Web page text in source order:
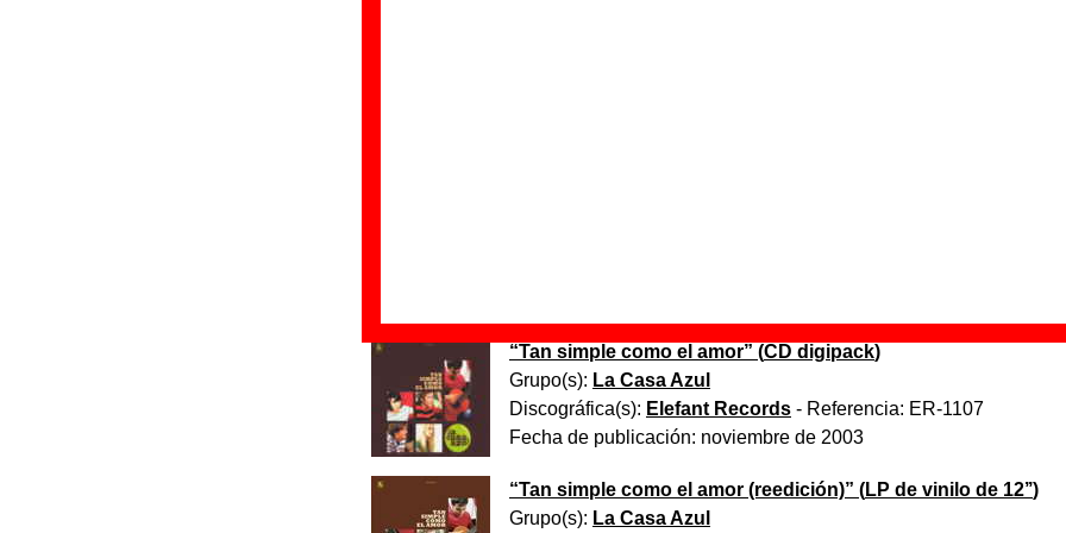
“Tan simple como el amor” (CD digipack)
Grupo(s): La Casa Azul
Discográfica(s): Elefant Records - Referencia: ER-1107
Fecha de publicación: noviembre de 2003
“Tan simple como el amor (reedición)” (LP de vinilo de 12’’)
Grupo(s): La Casa Azul